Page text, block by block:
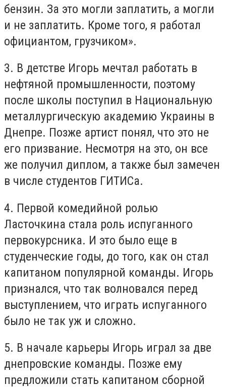
бензин. За это могли заплатить, а могли
и не заплатить. Кроме того, я работал
официантом, грузчиком».
3. В детстве Игорь мечтал работать в
нефтяной промышленности, поэтому
после школы поступил в Национальную
металлургическую академию Украины в
Днепре. Позже артист понял, что это не
его призвание. Несмотря на это, он все
же получил диплом, а также был замечен
в числе студентов ГИТИСа.
4. Первой комедийной ролью
Ласточкина стала роль испуганного
первокурсника. И это было еще в
студенческие годы, до того, как он стал
капитаном популярной команды. Игорь
признался, что так волновался перед
выступлением, что играть испуганного
было не так уж и сложно.
5. В начале карьеры Игорь играл за две
днепровские команды. Позже ему
предложили стать капитаном сборной